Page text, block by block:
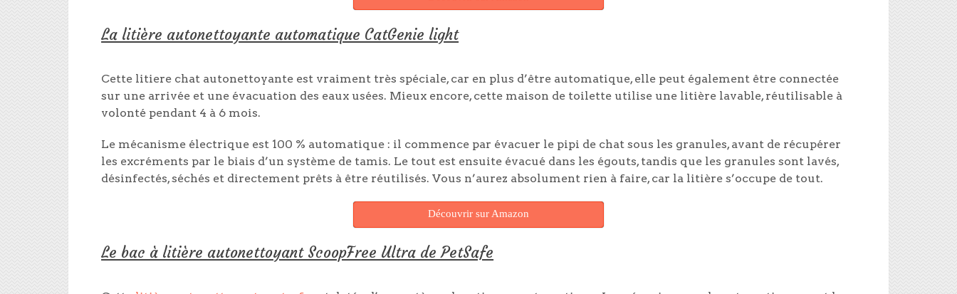
La litière autonettoyante automatique CatGenie light
Cette litiere chat autonettoyante est vraiment très spéciale, car en plus d’être automatique, elle peut également être connectée
sur une arrivée et une évacuation des eaux usées. Mieux encore, cette maison de toilette utilise une litière lavable, réutilisable à
volonté pendant 4 à 6 mois.
Le mécanisme électrique est 100 % automatique : il commence par évacuer le pipi de chat sous les granules, avant de récupérer
les excréments par le biais d’un système de tamis. Le tout est ensuite évacué dans les égouts, tandis que les granules sont lavés,
désinfectés, séchés et directement prêts à être réutilisés. Vous n’aurez absolument rien à faire, car la litière s’occupe de tout.
Découvrir sur Amazon
Le bac à litière autonettoyant ScoopFree Ultra de PetSafe